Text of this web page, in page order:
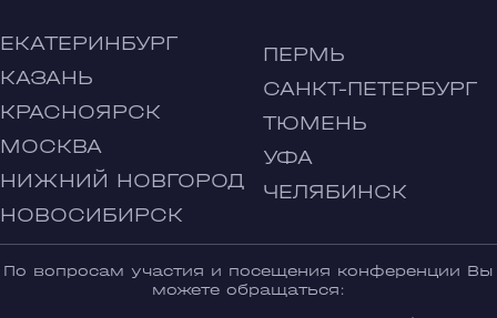
ЕКАТЕРИНБУРГ
КАЗАНЬ
КРАСНОЯРСК
МОСКВА
НИЖНИЙ НОВГОРОД
НОВОСИБИРСК
ПЕРМЬ
САНКТ-ПЕТЕРБУРГ
ТЮМЕНЬ
УФА
ЧЕЛЯБИНСК
По вопросам участия и посещения конференции Вы
можете обращаться: